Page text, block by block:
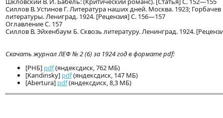
Силлов В. Устинов Г. Литература наших дней. Москва. 1923;
литературы. Лениград. 1924. [Рецензия] С. 156—157
Оглавление С. 157
Силлов В. Эйхенбаум Б. Сквозь литературу. Ленинград. 1924.
Скачать журнал ЛЕФ № 2 (6) за 1924 год в формате pdf:
[РНБ] pdf(яндексдиск, 762 МБ)
[Kandinsky] pdf(яндексдиск, 147 МБ)
[Abertura] pdf(яндексдиск, 8,3 МБ)